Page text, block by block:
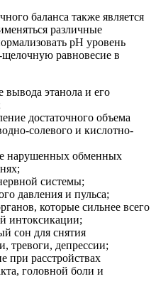
баланса также является
различные
pH уровень
щелочную равновесие в
этанола и его
достаточного объема
солевого и кислотно-
нарушенных обменных
системы;
давления и пульса;
которые сильнее всего
интоксикации;
сон для снятия
тревоги, депрессии;
при расстройствах
головной боли и